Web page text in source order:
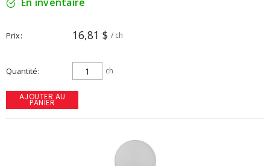
Prix 16,81 $ / ch
Quantité ch
AJOUTER AU
PANIER